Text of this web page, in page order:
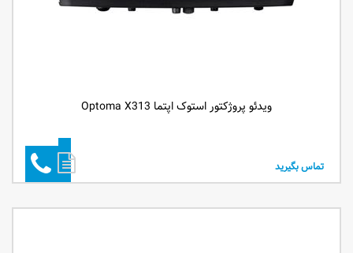
ویدئو پروژکتور استوک اپتما Optoma X313
تماس بگیرید